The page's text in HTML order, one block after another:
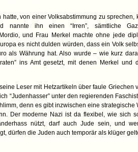
von einer Volksabstimmung zu sprechen,
ihn einen “Irren”, sämtliche
und Frau Merkel machte ohne jede
es nicht dulden würden, dass ein Volk
als Währung hat. Also wurde – wie kurz
ins Amt gesetzt, mit denen Merkel und
Leser mit Hetzartikeln über faule Griechen
“Judenhasser” unter den regierenden
denn es gibt inzwischen eine strategische
Der moderne Nazi ist da flexibel, wie sich
nützt, darf auch Jude sein, und
dürfen die Juden auch temporär als klüger